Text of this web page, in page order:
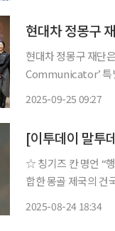
현대차 정몽구
현대차 정몽구 재단
Communicator’ 특
2025-09-25 09:27
[이투데이 말투
☆ 칭기즈 칸 명언 “행동의 가치는 그 행동을 끝까지 이루는 데 있다.” 몽골의 여러 부족을 통
합한 몽골 제국의 건
2025-08-24 18:34